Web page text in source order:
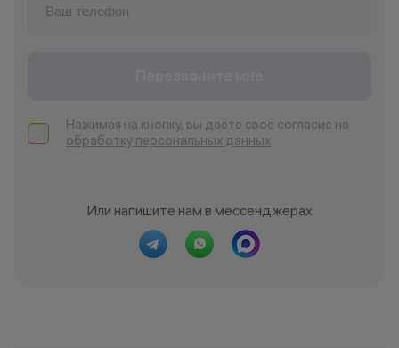
Нажимая на кнопку, вы даёте своё согласие на
обработку персональных данных
Или напишите нам в мессенджерах